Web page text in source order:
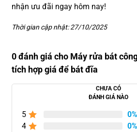
nhận ưu đãi ngay hôm nay!
Thời gian cập nhật: 27/10/2025
0 đánh giá cho Máy rửa bát
tích hợp giá để bát đĩa
CHƯA CÓ
ĐÁNH GIÁ NÀO
5 0%
4
0%